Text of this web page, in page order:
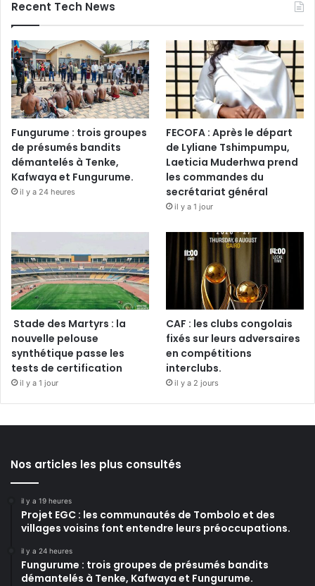
Recent Tech News
Fungurume : trois groupes
de présumés bandits
démantelés à Tenke,
Kafwaya et Fungurume.
il y a 24 heures
FECOFA : Après le départ
de Lyliane Tshimpumpu,
Laeticia Muderhwa prend
les commandes du
secrétariat général
il y a 1 jour
Stade des Martyrs : la
nouvelle pelouse
synthétique passe les
tests de certification
il y a 1 jour
CAF : les clubs congolais
fixés sur leurs adversaires
en compétitions
interclubs.
il y a 2 jours
Nos articles les plus consultés
il y a 19 heures
Projet EGC : les communautés de Tombolo et des
villages voisins font entendre leurs préoccupations.
il y a 24 heures
Fungurume : trois groupes de présumés bandits
démantelés à Tenke, Kafwaya et Fungurume.